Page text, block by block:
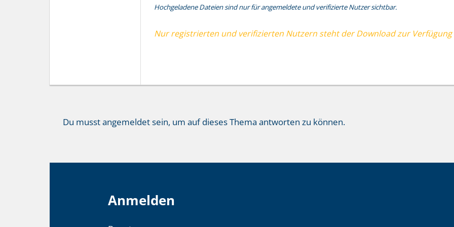
Hochgeladene Dateien sind nur für angemeldete und verifizierte Nutzer sichtbar.
Nur registrierten und verifizierten Nutzern steht der Download zur Verfügung
Du musst angemeldet sein, um auf dieses Thema antworten zu können.
Anmelden